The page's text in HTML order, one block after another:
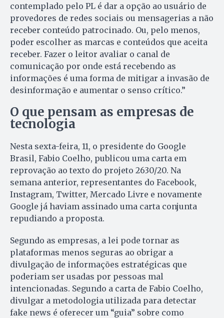
contemplado pelo PL é dar a opção ao usuário de
provedores de redes sociais ou mensagerias a não
receber conteúdo patrocinado. Ou, pelo menos,
poder escolher as marcas e conteúdos que aceita
receber. Fazer o leitor avaliar o canal de
comunicação por onde está recebendo as
informações é uma forma de mitigar a invasão de
desinformação e aumentar o senso crítico.”
O que pensam as empresas de
tecnologia
Nesta sexta-feira, 11, o presidente do Google
Brasil, Fabio Coelho, publicou uma carta em
reprovação ao texto do projeto 2630/20. Na
semana anterior, representantes do Facebook,
Instagram, Twitter, Mercado Livre e novamente
Google já haviam assinado uma carta conjunta
repudiando a proposta.
Segundo as empresas, a lei pode tornar as
plataformas menos seguras ao obrigar a
divulgação de informações estratégicas que
poderiam ser usadas por pessoas mal
intencionadas. Segundo a carta de Fabio Coelho,
divulgar a metodologia utilizada para detectar
fake news é oferecer um “guia” sobre como